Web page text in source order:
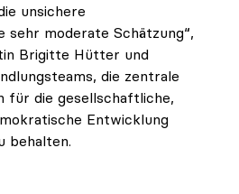
unsichere
sehr moderate Schätzung“,
Brigitte Hütter und
die zentrale
für die gesellschaftliche,
Entwicklung
behalten.